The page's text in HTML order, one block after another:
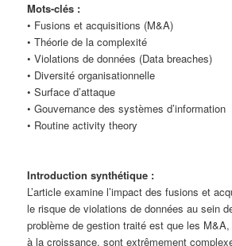
Mots-clés :
• Fusions et acquisitions (M&A)
• Théorie de la complexité
• Violations de données (Data breaches)
• Diversité organisationnelle
• Surface d’attaque
• Gouvernance des systèmes d’information
• Routine activity theory
Introduction synthétique :
L’article examine l’impact des fusions et
le risque de violations de données au sein
problème de gestion traité est que les M&A,
à la croissance, sont extrêmement